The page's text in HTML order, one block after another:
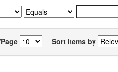
| Sort items by